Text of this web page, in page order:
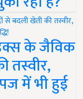
के जैविक
तस्वीर,
में भी हुई